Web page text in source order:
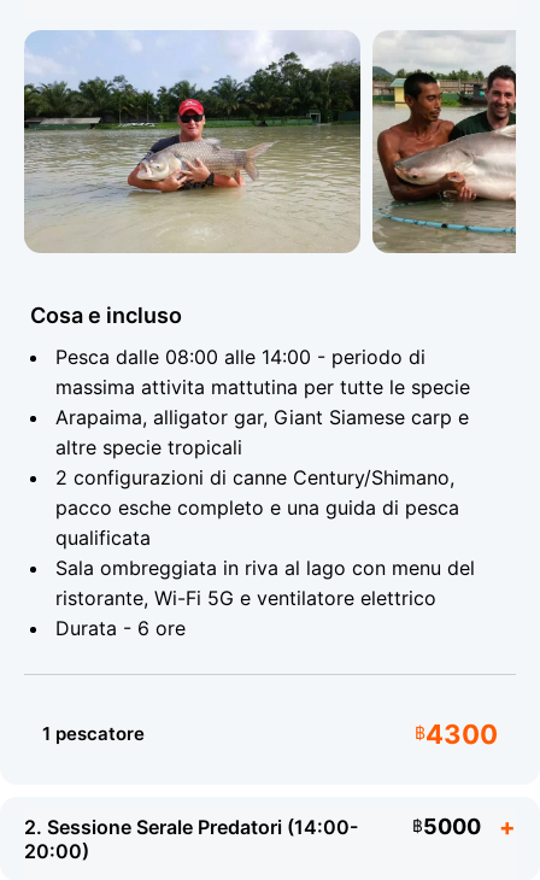
mascella allungata, originario dei sistemi fluviali
nordamericani e introdotto qui per la pesca trofeo. Il
catch and release si applica a ogni pesce: una volta
scattata la tua foto trofeo, il pesce torna nel lago
illeso.
Giant Siamese Carp e Altre Specie
Il lago ospita sei specie di carpa - un sogno per ogni
appassionato pescatore di carpe:
Giant Siamese Carp - fino a 77 kg
Julian's Golden Carp - fino a 25 kg
Catla Indian Carp - fino a 25 kg
Koi Carp - fino a 20 kg
tropicali. Tutti i pesci sono allevati in condizioni
naturali con una dieta attentamente bilanciata - ecco
Cosa e incluso
Pesca dalle 08:00 alle 14:00 - periodo di
massima attivita mattutina per tutte le specie
Arapaima, alligator gar, Giant Siamese carp e
altre specie tropicali
2 configurazioni di canne Century/Shimano,
pacco esche completo e una guida di pesca
qualificata
Sala ombreggiata in riva al lago con menu del
ristorante, Wi-Fi 5G e ventilatore elettrico
Durata - 6 ore
1 pescatore ฿4300
2. Sessione Serale Predatori (14:00-
20:00)
฿5000